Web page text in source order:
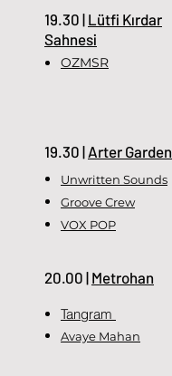
19.30 | Lütfi Kırdar
Sahnesi
OZMSR
19.30 | Arter Garden
Unwritten Sounds
Groove Crew
VOX POP
20.00 | Metrohan
Tangram
Avaye Mahan